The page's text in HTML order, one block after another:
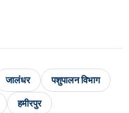
जालंधर
पशुपालन विभाग
हमीरपुर